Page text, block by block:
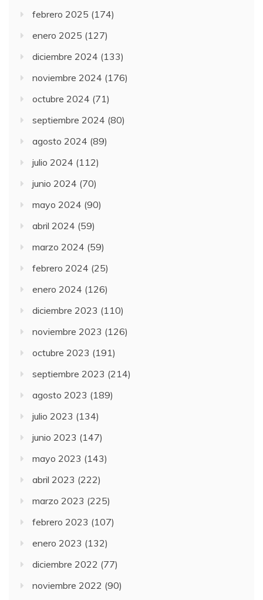
febrero 2025 (174)
enero 2025 (127)
diciembre 2024 (133)
noviembre 2024 (176)
octubre 2024 (71)
septiembre 2024 (80)
agosto 2024 (89)
julio 2024 (112)
junio 2024 (70)
mayo 2024 (90)
abril 2024 (59)
marzo 2024 (59)
febrero 2024 (25)
enero 2024 (126)
diciembre 2023 (110)
noviembre 2023 (126)
octubre 2023 (191)
septiembre 2023 (214)
agosto 2023 (189)
julio 2023 (134)
junio 2023 (147)
mayo 2023 (143)
abril 2023 (222)
marzo 2023 (225)
febrero 2023 (107)
enero 2023 (132)
diciembre 2022 (77)
noviembre 2022 (90)